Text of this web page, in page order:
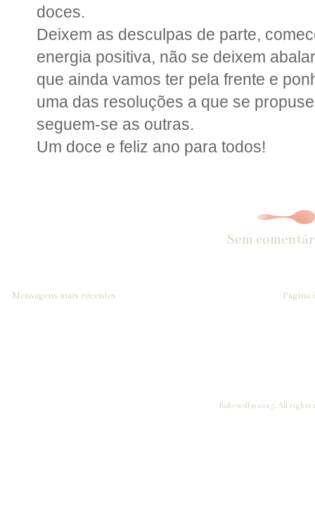
doces.
Deixem as desculpas de parte,
energia positiva, não se deixem
que ainda vamos ter pela frente e
uma das resoluções a que se
seguem-se as outras.
Um doce e feliz ano para todos!
Sem
Mensagens mais recentes Página
Bakewell © 2015. All rights